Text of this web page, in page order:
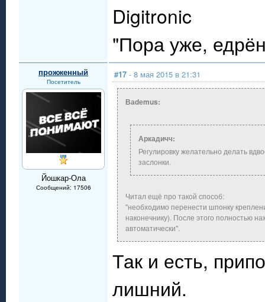
Digitronic
"Пора уже,
прожженный
Посетитель
Йошкар-Ола
Сообщений: 17506
#17 - 8 мая 2015 в 21:31
Ваdеmus:
Аркадичч:
Регулировку желательно делать
заслонки.
Читал ещё про такой способ:
"необходимо перенести шпонку
наконечнику). После этого полностью
автоматически".
Так и есть,
лишний.